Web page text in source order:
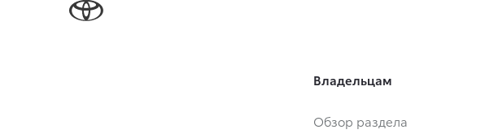
Владельцам
Обзор раздела